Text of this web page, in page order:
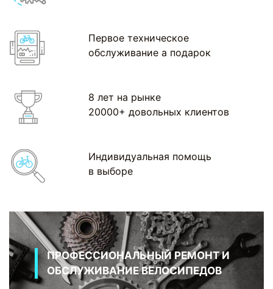
Первое техническое
обслуживание а подарок
8 лет на рынке
20000+ довольных клиентов
Индивидуальная помощь
в выборе
ПРОФЕССИОНАЛЬНЫЙ РЕМОНТ И
ОБСЛУЖИВАНИЕ ВЕЛОСИПЕДОВ